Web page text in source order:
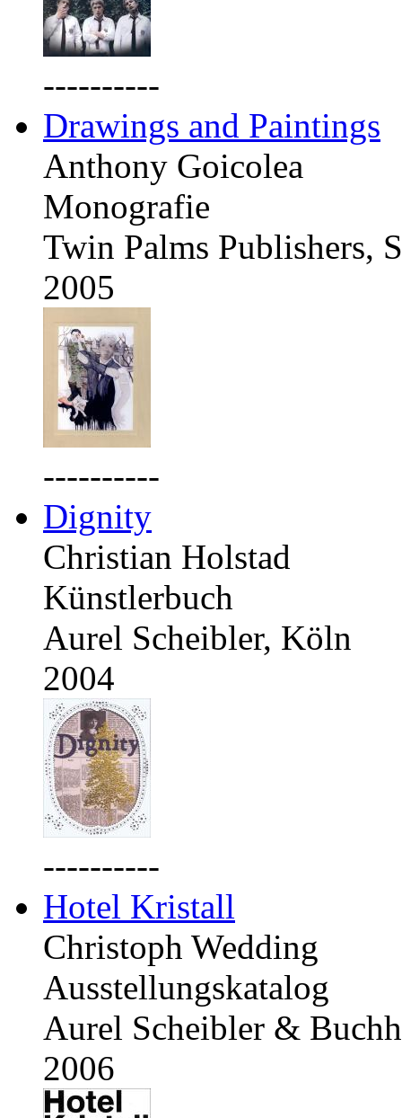
----------
Drawings and Paintings
Anthony Goicolea
Monografie
Twin Palms Publishers,
2005
----------
Dignity
Christian Holstad
Künstlerbuch
Aurel Scheibler, Köln
2004
----------
Hotel Kristall
Christoph Wedding
Ausstellungskatalog
Aurel Scheibler &
2006